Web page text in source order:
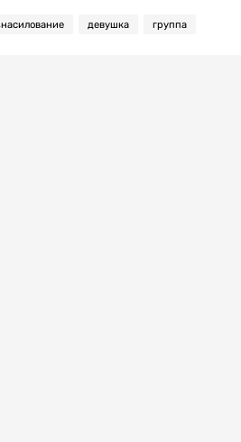
девушка группа